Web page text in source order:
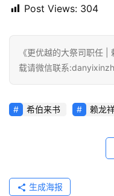
Post Views: 304
《更优越的大祭司职任
载请微信联系:danyixinzhi
希伯来书 赖龙
生成海报